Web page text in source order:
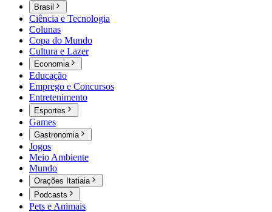
Brasil
Ciência e Tecnologia
Colunas
Copa do Mundo
Cultura e Lazer
Economia
Educação
Emprego e Concursos
Entretenimento
Esportes
Games
Gastronomia
Jogos
Meio Ambiente
Mundo
Orações Itatiaia
Podcasts
Pets e Animais